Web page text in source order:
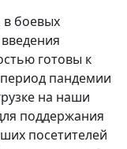
в боевых
готовы к
пандемии
на наши
поддержания
посетителей